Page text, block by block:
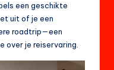
een geschikte
uit of je een
roadtrip—een
over je reiservaring.